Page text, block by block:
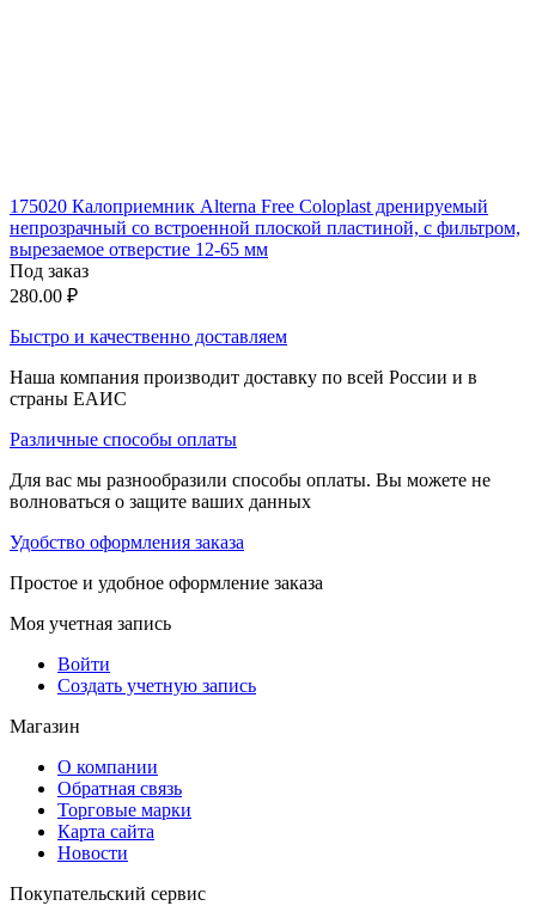
175020 Калоприемник Alterna Free Coloplast дренируемый
непрозрачный со встроенной плоской пластиной, с фильтром,
вырезаемое отверстие 12-65 мм
Под заказ
280.00 ₽
Быстро и качественно доставляем
Наша компания производит доставку по всей России и в
страны ЕАИС
Различные способы оплаты
Для вас мы разнообразили способы оплаты. Вы можете не
волноваться о защите ваших данных
Удобство оформления заказа
Простое и удобное оформление заказа
Моя учетная запись
Войти
Создать учетную запись
Магазин
О компании
Обратная связь
Торговые марки
Карта сайта
Новости
Покупательский сервис